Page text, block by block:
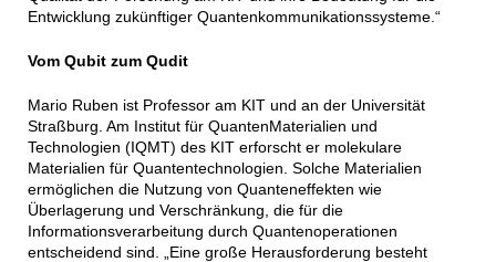
Entwicklung zukünftiger Quantenkommunikationssysteme.“
Vom Qubit zum Qudit
Mario Ruben ist Professor am KIT und an der Universität
Straßburg. Am Institut für QuantenMaterialien und
Technologien (IQMT) des KIT erforscht er molekulare
Materialien für Quantentechnologien. Solche Materialien
ermöglichen die Nutzung von Quanteneffekten wie
Überlagerung und Verschränkung, die für die
Informationsverarbeitung durch Quantenoperationen
entscheidend sind. „Eine große Herausforderung besteht